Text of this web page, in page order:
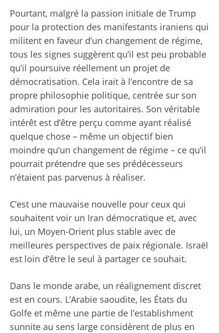
Pourtant, malgré la passion initiale de Trump
pour la protection des manifestants iraniens qui
militent en faveur d’un changement de régime,
tous les signes suggèrent qu’il est peu probable
qu’il poursuive réellement un projet de
démocratisation. Cela irait à l’encontre de sa
propre philosophie politique, centrée sur son
admiration pour les autoritaires. Son véritable
intérêt est d’être perçu comme ayant réalisé
quelque chose – même un objectif bien
moindre qu’un changement de régime – ce qu’il
pourrait prétendre que ses prédécesseurs
n’étaient pas parvenus à réaliser.
C’est une mauvaise nouvelle pour ceux qui
souhaitent voir un Iran démocratique et, avec
lui, un Moyen-Orient plus stable avec de
meilleures perspectives de paix régionale. Israël
est loin d’être le seul à partager ce souhait.
Dans le monde arabe, un réalignement discret
est en cours. L’Arabie saoudite, les États du
Golfe et même une partie de l’establishment
sunnite au sens large considèrent de plus en